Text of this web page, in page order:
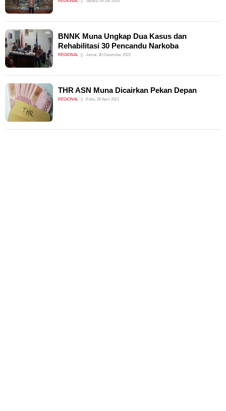
BNNK Muna Ungkap Dua Kasus dan
Rehabilitasi 30 Pencandu Narkoba
REGIONAL Jumat, 30 Desember 2022
THR ASN Muna Dicairkan Pekan Depan
REGIONAL Rabu, 28 April 2021